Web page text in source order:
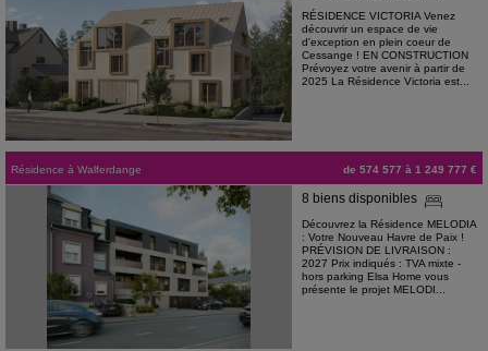
RÉSIDENCE VICTORIA Venez
découvrir un espace de vie
d'exception en plein coeur de
Cessange ! EN CONSTRUCTION
Prévoyez votre avenir à partir de
2025 La Résidence Victoria est...
Résidence à Walferdange de 574 577 à 1 249 777 €
8 biens disponibles
Découvrez la Résidence MELODIA
: Votre Nouveau Havre de Paix !
PRÉVISION DE LIVRAISON :
2027 Prix indiqués : TVA mixte -
hors parking Elsa Home vous
présente le projet MELODI...